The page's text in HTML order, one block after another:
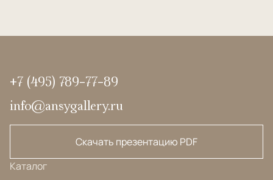
+7 (495) 789-77-89
info@ansygallery.ru
Скачать презентацию PDF
Каталог